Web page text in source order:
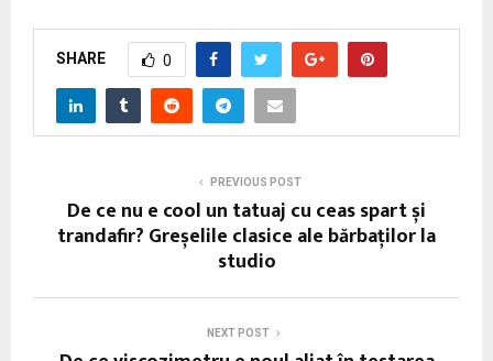
SHARE 0
PREVIOUS POST
De ce nu e cool un tatuaj cu ceas spart și
trandafir? Greșelile clasice ale bărbaților la
studio
NEXT POST